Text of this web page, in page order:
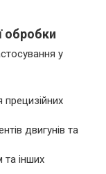
обробки
у
двигунів та
та інших